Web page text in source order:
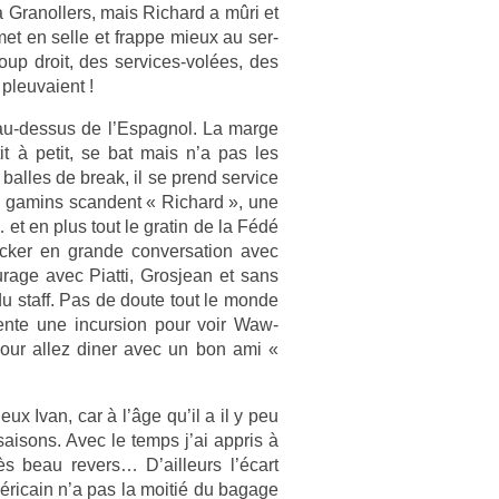
Granoll­ers, mais Ric­hard a mûri et
en selle et frap­pe mieux au ser­
droit, des services-volées, des
!
dessus de l’Es­pagnol. La marge
à petit, se bat mais n’a pas les
de break, il se prend ser­vice
scan­dent « Ric­hard », une
en plus tout le gratin de la Fédé
en gran­de con­ver­sa­tion avec
avec Piat­ti, Gros­jean et sans
staff. Pas de doute tout le monde
une in­curs­ion pour voir Waw­
allez diner avec un bon ami «
Ivan, car à l’âge qu’il a il y peu
Avec le temps j’ai appris à
beau re­v­ers… D’ail­leurs l’écart
n’a pas la moitié du bagage